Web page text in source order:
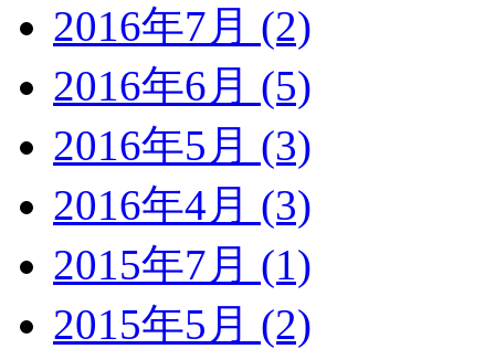
2016年7月 (2)
2016年6月 (5)
2016年5月 (3)
2016年4月 (3)
2015年7月 (1)
2015年5月 (2)